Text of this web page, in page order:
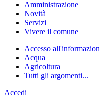
Amministrazione
Novità
Servizi
Vivere il comune
Accesso
Acqua
Agricoltura
Tutti gli argomenti...
Accedi